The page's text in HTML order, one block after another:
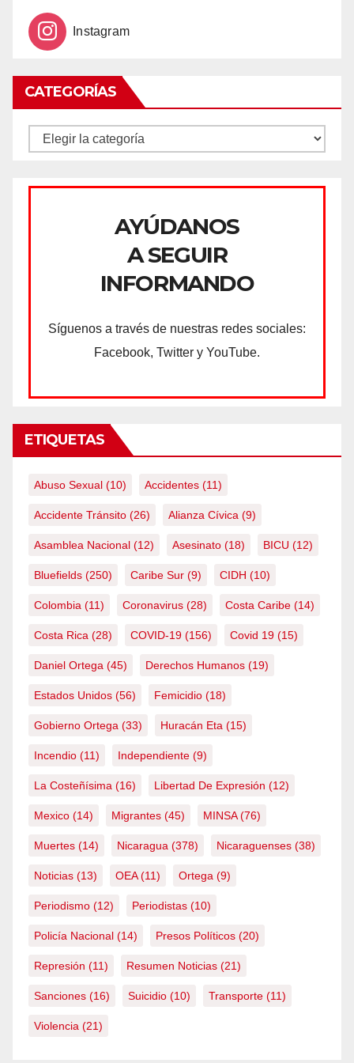
Instagram
CATEGORÍAS
CATEGORÍAS
AYÚDANOS
A SEGUIR
INFORMANDO
Síguenos a través de nuestras redes sociales:
Facebook, Twitter y YouTube.
ETIQUETAS
Abuso Sexual (10) Accidentes (11)
Accidente Tránsito (26) Alianza Cívica (9)
Asamblea Nacional (12) Asesinato (18) BICU (12)
Bluefields (250) Caribe Sur (9) CIDH (10)
Colombia (11) Coronavirus (28) Costa Caribe (14)
Costa Rica (28) COVID-19 (156) Covid 19 (15)
Daniel Ortega (45) Derechos Humanos (19)
Estados Unidos (56) Femicidio (18)
Gobierno Ortega (33) Huracán Eta (15)
Incendio (11) Independiente (9)
La Costeñísima (16) Libertad De Expresión (12)
Mexico (14) Migrantes (45) MINSA(76)
Muertes (14) Nicaragua (378) Nicaraguenses (38)
Noticias (13) OEA(11) Ortega (9)
Periodismo (12) Periodistas (10)
Policía Nacional (14) Presos Políticos (20)
Represión (11) Resumen Noticias (21)
Sanciones (16) Suicidio (10) Transporte (11)
Violencia (21)